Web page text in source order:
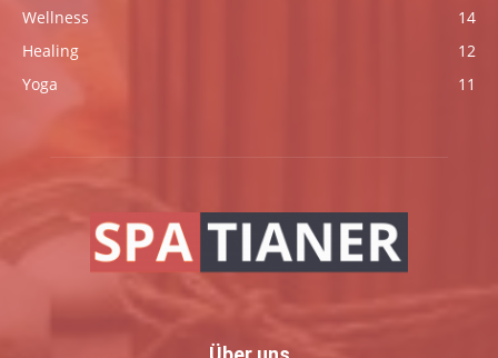
Wellness
14
Healing
12
Yoga
11